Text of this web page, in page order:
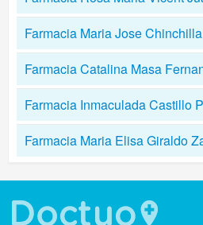
Farmacia Maria Jose
Farmacia Catalina Masa
Farmacia Inmaculada Castillo
Farmacia Maria Elisa Giraldo